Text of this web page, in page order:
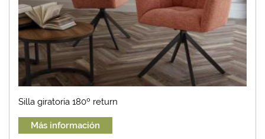
Silla giratoria 180º return
Más información